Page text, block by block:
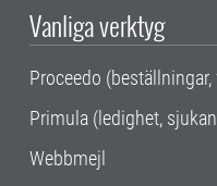
Vanliga verktyg
Proceedo
Primula (ledighet,
Webbmejl